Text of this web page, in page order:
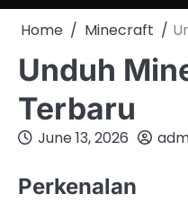
Home Minecraft
Unduh
Terbaru
June 13, 2026
Perkenalan